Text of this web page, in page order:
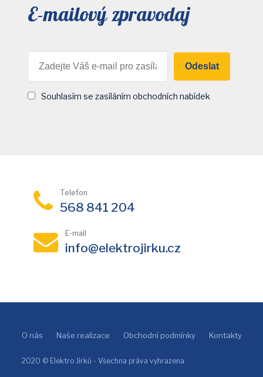
E-mailový zpravodaj
Odeslat
Souhlasím se zasíláním obchodních nabídek
Telefon
568 841 204
E-mail
info@elektrojirku.cz
O nás Naše realizace Obchodní podmínky Kontakty
2020 © Elektro Jirků - Všechna práva vyhrazena